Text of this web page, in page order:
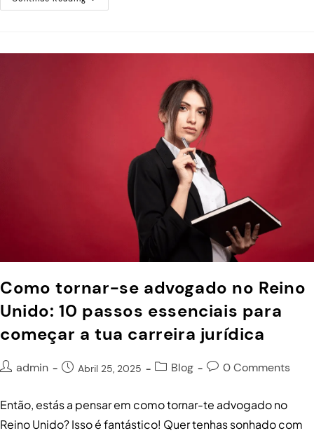
Como tornar-se advogado no Reino
Unido: 10 passos essenciais para
começar a tua carreira jurídica
admin Abril 25, 2025 Blog 0 Comments
Então, estás a pensar em como tornar-te advogado no
Reino Unido? Isso é fantástico! Quer tenhas sonhado com